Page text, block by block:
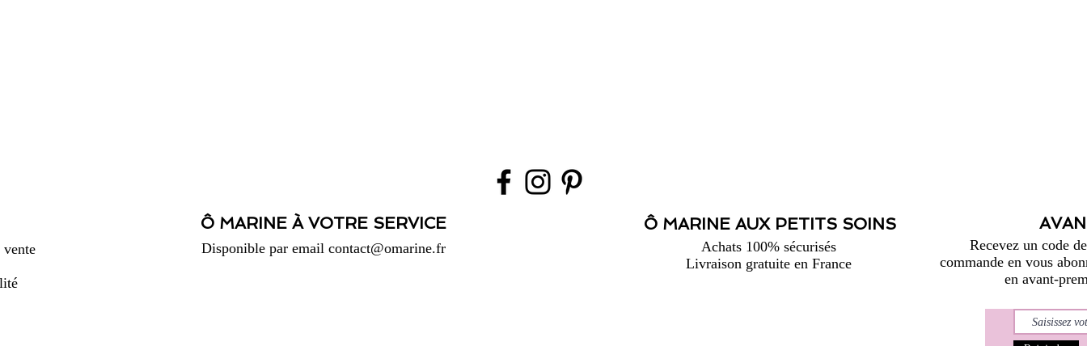
vente
Ô MARINE À VOTRE SERVICE
Disponible par email contact@omarine.fr
Ô MARINE AUX PETITS SOINS
Achats 100% sécurisés
Livraison gratuite en France
Recevez un code
commande en vous
en avant-